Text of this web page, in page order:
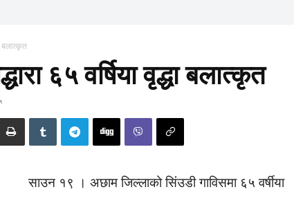
बलात्कृत
६५ वर्षिया वृद्धा बलात्कृत
साउन १९ । अछाम जिल्लाको सिंउडी गाविसमा ६५ वर्षीया